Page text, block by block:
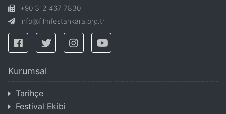
+90 312 467 7830
info@filmfestankara.org.tr
Kurumsal
Tarihçe
Festival Ekibi